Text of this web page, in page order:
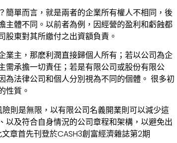
簡單而言，就是兩者的企業所有權人不相同，後
主體不同。以前者為例，因經營的盈利和虧蝕都
東對其所繳付之出資額負責。
業主，那麽利潤直接歸個人所有；若以公司為企
需承擔一切責任；若是有限公司或股份有限公
法律公司和個人分別視為不同的個體。 很多初
性質。
則是無限，以有限公司名義開業則可以減少這
及符合自身情況的公司章程和架構，以避免出
章首先刊登於CASH3創富經濟雜誌第2期